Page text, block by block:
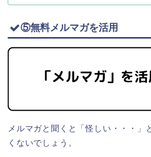
⑤無料メルマガを活用
メルマガと聞くと「怪しい・・・」
くないでしょう。